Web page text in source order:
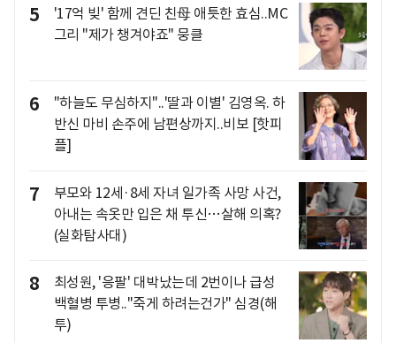
5
'17억 빚' 함께 견딘 친母 애틋한 효심..MC
그리 "제가 챙겨야죠" 뭉클
6
"하늘도 무심하지"..'딸과 이별' 김영옥. 하
반신 마비 손주에 남편상까지..비보 [핫피
플]
7
부모와 12세·8세 자녀 일가족 사망 사건,
아내는 속옷만 입은 채 투신…살해 의혹?
(실화탐사대)
8
최성원, '응팔' 대박났는데 2번이나 급성
백혈병 투병.."죽게 하려는건가" 심경(해
투)